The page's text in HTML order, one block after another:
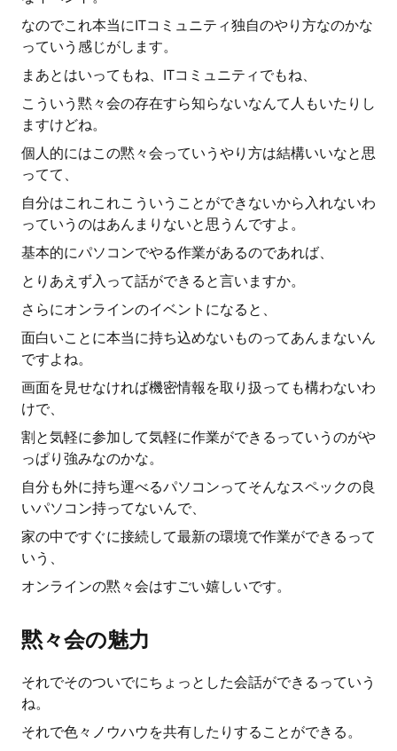
なのでこれ本当にITコミュニティ独自のやり方なのかな
っていう感じがします。
まあとはいってもね、ITコミュニティでもね、
こういう黙々会の存在すら知らないなんて人もいたりし
ますけどね。
個人的にはこの黙々会っていうやり方は結構いいなと思
ってて、
自分はこれこれこういうことができないから入れないわ
っていうのはあんまりないと思うんですよ。
基本的にパソコンでやる作業があるのであれば、
とりあえず入って話ができると言いますか。
さらにオンラインのイベントになると、
面白いことに本当に持ち込めないものってあんまないん
ですよね。
画面を見せなければ機密情報を取り扱っても構わないわ
けで、
割と気軽に参加して気軽に作業ができるっていうのがや
っぱり強みなのかな。
自分も外に持ち運べるパソコンってそんなスペックの良
いパソコン持ってないんで、
家の中ですぐに接続して最新の環境で作業ができるって
いう、
オンラインの黙々会はすごい嬉しいです。
黙々会の魅力
それでそのついでにちょっとした会話ができるっていう
ね。
それで色々ノウハウを共有したりすることができる。